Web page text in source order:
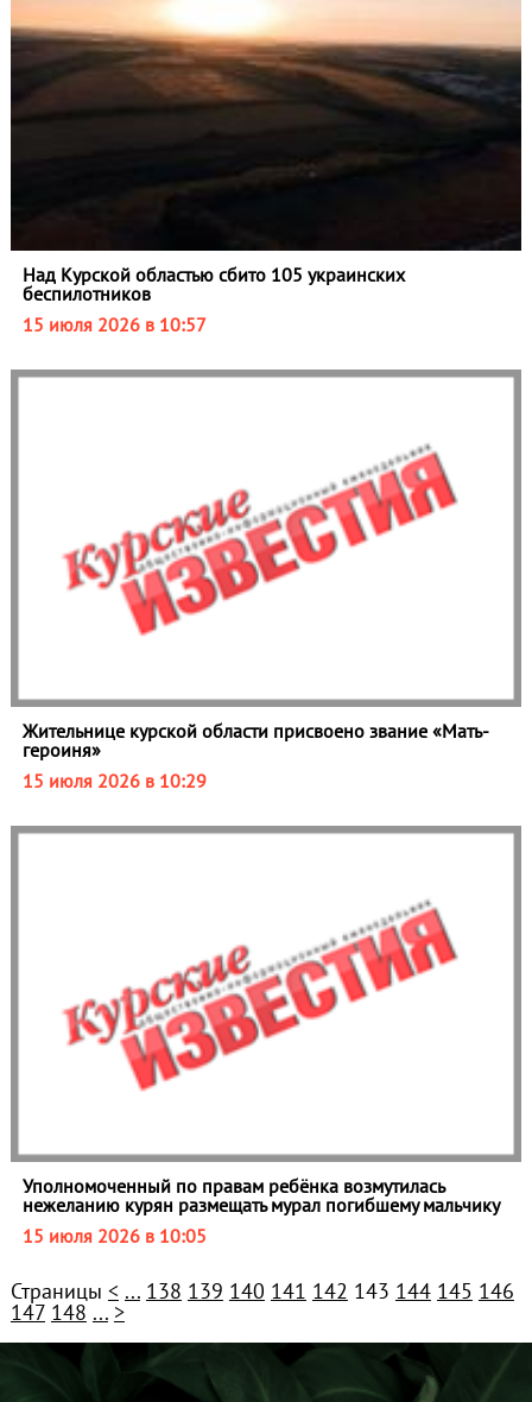
Над Курской областью сбито 105 украинских
беспилотников
15 июля 2026 в 10:57
Жительнице курской области присвоено звание «Мать-
героиня»
15 июля 2026 в 10:29
Уполномоченный по правам ребёнка возмутилась
нежеланию курян размещать мурал погибшему мальчику
15 июля 2026 в 10:05
Страницы < ... 138 139 140 141 142 143 144 145 146
147 148 ... >